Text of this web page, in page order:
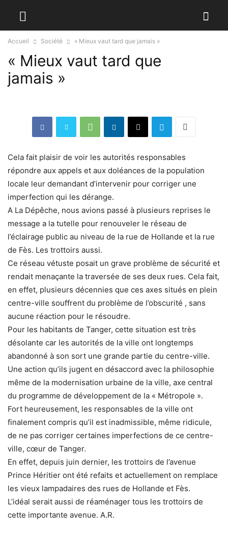
Accueil Société « Mieux vaut tard que jamais »
« Mieux vaut tard que
jamais »
Cela fait plaisir de voir les autorités responsables
répondre aux appels et aux doléances de la population
locale leur demandant d’intervenir pour corriger une
imperfection qui les dérange.
A La Dépêche, nous avions passé à plusieurs reprises le
message a la tutelle pour renouveler le réseau de
l’éclairage public au niveau de la rue de Hollande et la rue
de Fès. Les trottoirs aussi.
Ce réseau vétuste posait un grave problème de sécurité et
rendait menaçante la traversée de ses deux rues. Cela fait,
en effet, plusieurs décennies que ces axes situés en plein
centre-ville souffrent du problème de l’obscurité , sans
aucune réaction pour le résoudre.
Pour les habitants de Tanger, cette situation est très
désolante car les autorités de la ville ont longtemps
abandonné à son sort une grande partie du centre-ville.
Une action qu’ils jugent en désaccord avec la philosophie
même de la modernisation urbaine de la ville, axe central
du programme de développement de la « Métropole ».
Fort heureusement, les responsables de la ville ont
finalement compris qu’il est inadmissible, même ridicule,
de ne pas corriger certaines imperfections de ce centre-
ville, cœur de Tanger.
En effet, depuis juin dernier, les trottoirs de l’avenue
Prince Héritier ont été refaits et actuellement on remplace
les vieux lampadaires des rues de Hollande et Fès.
L’idéal serait aussi de réaménager tous les trottoirs de
cette importante avenue. A.R.